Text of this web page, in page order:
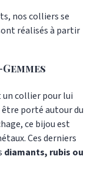
nos colliers se
réalisés à partir
un collier pour lui
porté autour du
ce bijou est
Ces derniers
diamants, rubis ou